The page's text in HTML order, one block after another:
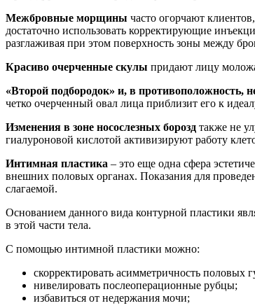
Межбровные морщины часто огорчают
достаточно использовать корректирующие
разглаживая при этом поверхность зоны между
Красиво очерченные скулы придают лицу
«Второй подбородок» и, в противоположность,
четко очерченный овал лица приблизит его к
Изменения в зоне носослезных борозд также не
гиалуроновой кислотой активизируют работу
Интимная пластика – это еще одна сфера
внешних половых органах. Показания для
слагаемой.
Основанием данного вида контурной пластики
в этой части тела.
С помощью интимной пластики можно:
скорректировать асимметричность половых
нивелировать послеоперационные рубцы;
избавиться от недержания мочи;